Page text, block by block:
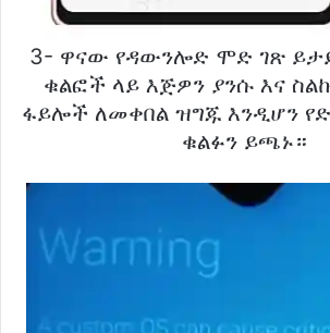
3- ዋናው የዳውንሎድ ሞድ ገጽ
ቁልፎች ላይ እጅዎን ያንሱ እና
ፋይሎች ለመቀበል ዝግጁ እንዲሆን
ቁልፉን ይጫኑ።